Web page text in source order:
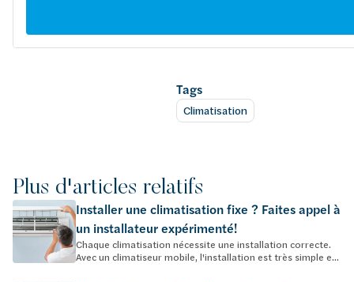
Tags
Climatisation
Plus d'articles relatifs
Installer une climatisation fixe ? Faites appel à
un installateur expérimenté!
Chaque climatisation nécessite une installation correcte.
Avec un climatiseur mobile, l'installation est très simple e...